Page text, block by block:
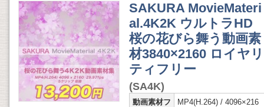
SAKURA MovieMateri
al.4K2K ウルトラHD
桜の花びら舞う動画素
材3840×2160 ロイヤリ
ティフリー
(SA4K)
動画素材フ
MP4(H.264) / 4096×216